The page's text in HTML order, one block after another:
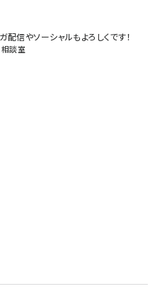
信やソーシャルもよろしくです！
談室